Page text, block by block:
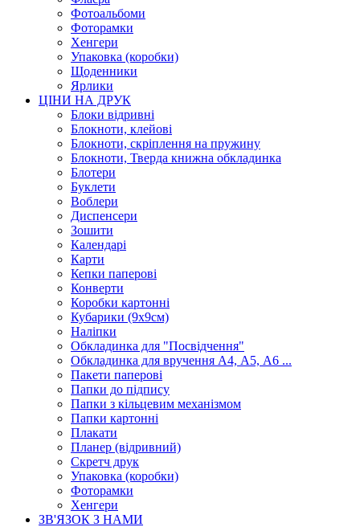
Фотоальбоми
Фоторамки
Хенгери
Упаковка (коробки)
Щоденники
Ярлики
ЦІНИ НА ДРУК
Блоки відривні
Блокноти, клейові
Блокноти, скріплення на пружину
Блокноти, Тверда книжна обкладинка
Блотери
Буклети
Воблери
Диспенсери
Зошити
Календарі
Карти
Кепки паперові
Конверти
Коробки картонні
Кубарики (9х9см)
Наліпки
Обкладинка для "Посвідчення"
Обкладинка для вручення А4, А5, А6 ...
Пакети паперові
Папки до підпису
Папки з кільцевим механізмом
Папки картонні
Плакати
Планер (відривний)
Скретч друк
Упаковка (коробки)
Фоторамки
Хенгери
ЗВ'ЯЗОК З НАМИ